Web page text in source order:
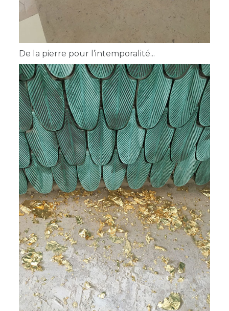
De la pierre pour l’intemporalité...